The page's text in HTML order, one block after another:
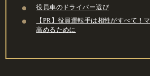
役員車のドライバー選び
【PR】役員運転手は相性がすべて！
高めるために